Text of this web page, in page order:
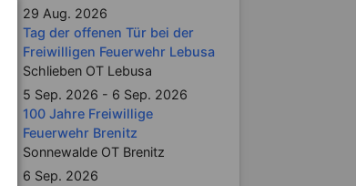
29 Aug. 2026
Tag der offenen Tür bei der
Freiwilligen Feuerwehr Lebusa
Schlieben OT Lebusa
5 Sep. 2026 - 6 Sep. 2026
100 Jahre Freiwillige
Feuerwehr Brenitz
Sonnewalde OT Brenitz
6 Sep. 2026